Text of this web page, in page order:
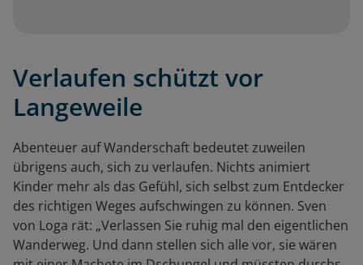
Verlaufen schützt vor
Langeweile
Abenteuer auf Wanderschaft bedeutet zuweilen
übrigens auch, sich zu verlaufen. Nichts animiert
Kinder mehr als das Gefühl, sich selbst zum Entdecker
des richtigen Weges aufschwingen zu können. Sven
von Loga rät: „Verlassen Sie ruhig mal den eigentlichen
Wanderweg. Und dann stellen sich alle vor, sie wären